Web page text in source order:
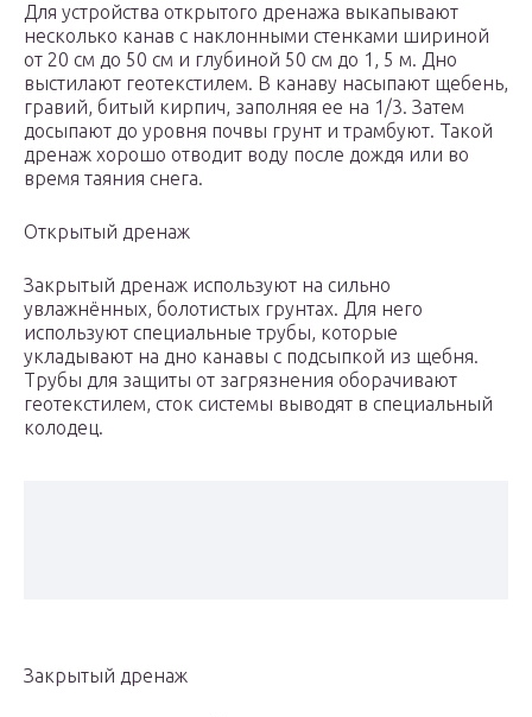
Для устройства открытого дренажа выкапывают
несколько канав с наклонными стенками шириной
от 20 см до 50 см и глубиной 50 см до 1, 5 м. Дно
выстилают геотекстилем. В канаву насыпают щебень,
гравий, битый кирпич, заполняя ее на 1/3. Затем
досыпают до уровня почвы грунт и трамбуют. Такой
дренаж хорошо отводит воду после дождя или во
время таяния снега.
Открытый дренаж
Закрытый дренаж используют на сильно
увлажнённых, болотистых грунтах. Для него
используют специальные трубы, которые
укладывают на дно канавы с подсыпкой из щебня.
Трубы для защиты от загрязнения оборачивают
геотекстилем, сток системы выводят в специальный
колодец.
Закрытый дренаж